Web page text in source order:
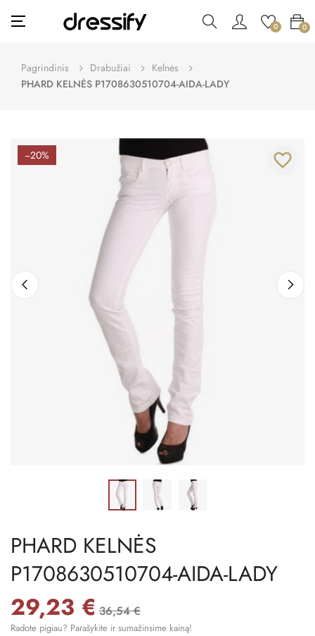
Toggle
navigation
☰ 0 0
Pagrindinis Drabužiai
Kelnės
PHARD KELNĖS P1708630510704-AIDA-LADY
−20% favorite_border
PHARD KELNĖS
P1708630510704-AIDA-LADY
29,23 € 36,54 €
Radote pigiau? Parašykite ir sumažinsime kainą!